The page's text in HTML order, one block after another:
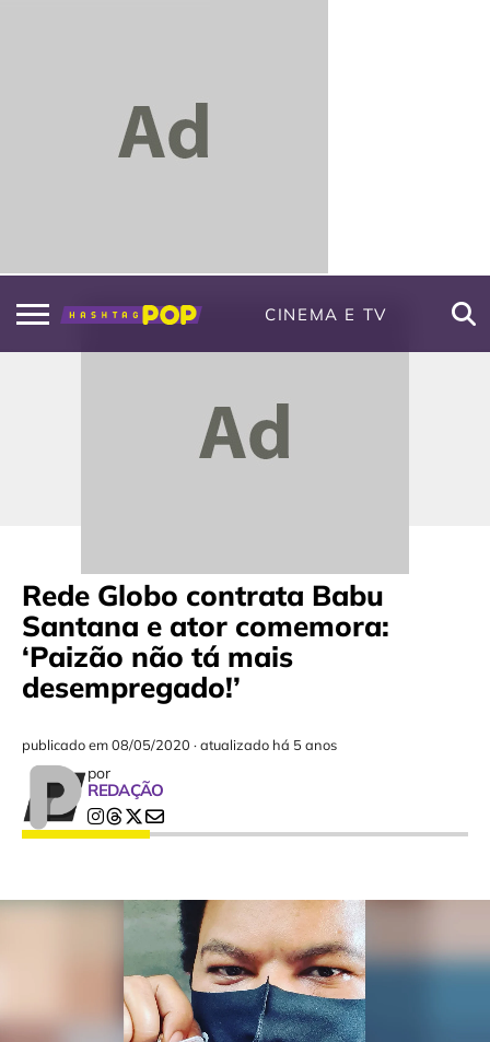
CINEMA E TV
Rede Globo contrata Babu
Santana e ator comemora:
‘Paizão não tá mais
desempregado!’
publicado em08/05/2020 ·atualizado há 5 anos
por
REDAÇÃO